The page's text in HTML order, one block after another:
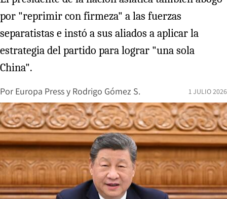
por "reprimir con firmeza" a las fuerzas
separatistas e instó a sus aliados a aplicar la
estrategia del partido para lograr "una sola
China".
Por Europa Pressy Rodrigo Gómez S. 1 JULIO 2026